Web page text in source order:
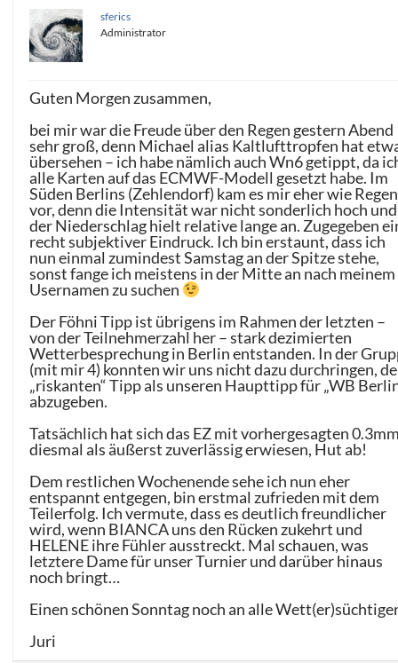
sferics
Administrator
Guten Morgen zusammen,
bei mir war die Freude über den Regen gestern Abend
sehr groß, denn Michael alias Kaltlufttropfen hat
übersehen – ich habe nämlich auch Wn6 getippt, da
alle Karten auf das ECMWF-Modell gesetzt habe. Im
Süden Berlins (Zehlendorf) kam es mir eher wie Regen
vor, denn die Intensität war nicht sonderlich hoch und
der Niederschlag hielt relative lange an. Zugegeben
recht subjektiver Eindruck. Ich bin erstaunt, dass ich
nun einmal zumindest Samstag an der Spitze stehe,
sonst fange ich meistens in der Mitte an nach meinem
Usernamen zu suchen
Der Föhni Tipp ist übrigens im Rahmen der letzten –
von der Teilnehmerzahl her – stark dezimierten
Wetterbesprechung in Berlin entstanden. In der
(mit mir 4) konnten wir uns nicht dazu durchringen,
„riskanten“ Tipp als unseren Haupttipp für „WB
abzugeben.
Tatsächlich hat sich das EZ mit vorhergesagten
diesmal als äußerst zuverlässig erwiesen, Hut ab!
Dem restlichen Wochenende sehe ich nun eher
entspannt entgegen, bin erstmal zufrieden mit dem
Teilerfolg. Ich vermute, dass es deutlich freundlicher
wird, wenn BIANCA uns den Rücken zukehrt und
HELENE ihre Fühler ausstreckt. Mal schauen, was
letztere Dame für unser Turnier und darüber hinaus
noch bringt…
Einen schönen Sonntag noch an alle
Juri